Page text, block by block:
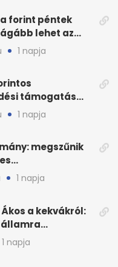
forint péntek
lehet az
1 napja
támogatás
adózás,
plusz
1 napja
megszűnik
1 napja
a kekvákról:
államra
vagyonnal?
1 napja